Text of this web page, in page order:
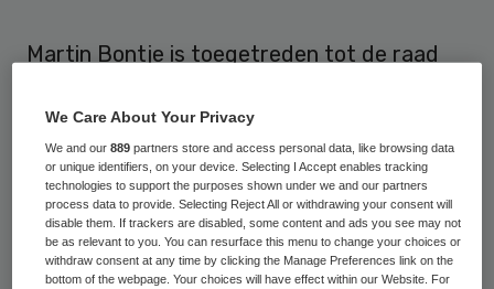
Martin Bontje is toegetreden tot de raad
Bontje is ook Henk Naves benoemd als
toezichthouder bij het gemengde
zorgconcern in Gorinchem.
Bontje en Naves vervangen B. Deitmers en
G.J. Wouters, die zijn afgetreden vanwege
We Care About Your Privacy
We and our889 partners store and access personal data, like browsing data
or unique identifiers, on your device. Selecting I Accept enables tracking
technologies to support the purposes shown under we and our partners
process data to provide. Selecting Reject All or withdrawing your consent will
disable them. If trackers are disabled, some content and ads you see may not
be as relevant to you. You can resurface this menu to change your choices or
withdraw consent at any time by clicking the Manage Preferences link on the
bottom of the webpage. Your choices will have effect within our Website. For